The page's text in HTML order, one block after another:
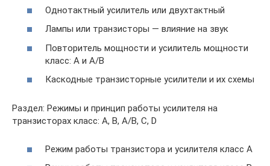
Однотактный усилитель или двухтактный
Лампы или транзисторы — влияние на звук
Повторитель мощности и усилитель мощности
класс: А и А/В
Каскодные транзисторные усилители и их схемы
Раздел: Режимы и принцип работы усилителя на
транзисторах класс: A, B, A/B, C, D
Режим работы транзистора и усилителя класс A